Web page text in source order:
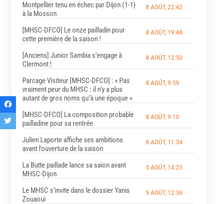
Montpellier tenu en échec par Dijon (1-1)
à la Mosson
8 AOÛT, 22:42
[MHSC-DFCO] Le onze pailladin pour
cette première de la saison !
8 AOÛT, 19:48
[Anciens] Junior Sambia s’engage à
Clermont !
8 AOÛT, 12:50
Parcage Visiteur [MHSC-DFCO] : « Pas
vraiment peur du MHSC : il n’y a plus
autant de gros noms qu’à une époque »
8 AOÛT, 9:59
[MHSC-DFCO] La composition probable
pailladine pour sa rentrée
8 AOÛT, 9:10
Julien Laporte affiche ses ambitions
avant l’ouverture de la saison
6 AOÛT, 11:34
La Butte paillade lance sa saion avant
MHSC-Dijon
5 AOÛT, 14:25
Le MHSC s’invite dans le dossier Yanis
Zouaoui
5 AOÛT, 12:36